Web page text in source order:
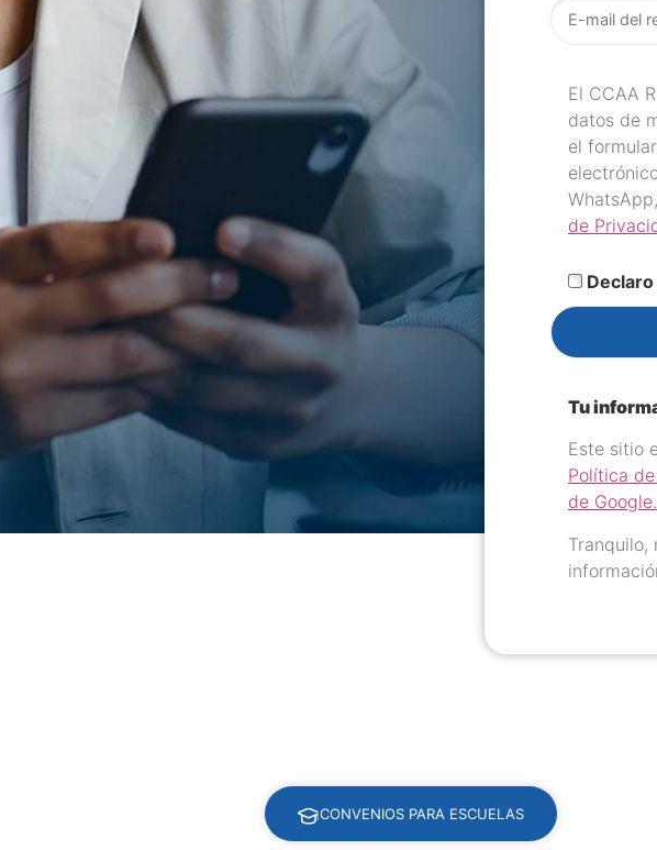
El CCAA
datos de
el
de
Tu
Este sitio
Política
de Google.
Tranquilo,
CONVENIOS PARA ESCUELAS